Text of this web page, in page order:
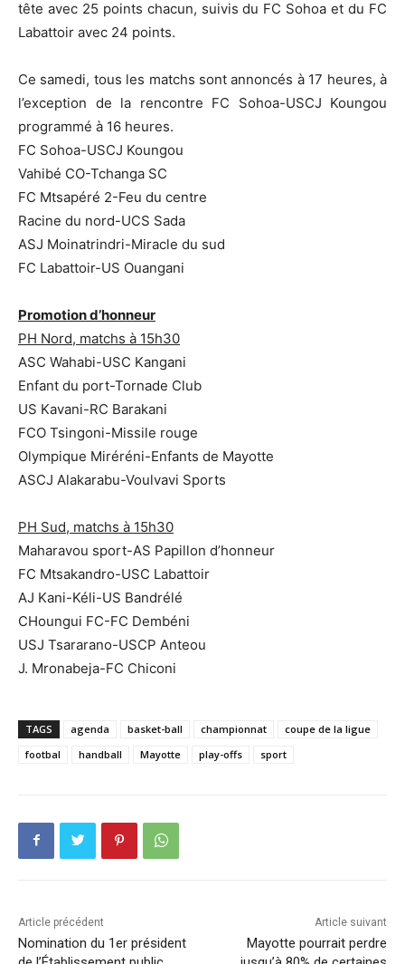
tête avec 25 points chacun, suivis du FC Sohoa et du FC
Labattoir avec 24 points.
Ce samedi, tous les matchs sont annoncés à 17 heures, à
l’exception de la rencontre FC Sohoa-USCJ Koungou
programmé à 16 heures.
FC Sohoa-USCJ Koungou
Vahibé CO-Tchanga SC
FC Mtsapéré 2-Feu du centre
Racine du nord-UCS Sada
ASJ Moinatrindri-Miracle du sud
FC Labattoir-US Ouangani
Promotion d’honneur
PH Nord, matchs à 15h30
ASC Wahabi-USC Kangani
Enfant du port-Tornade Club
US Kavani-RC Barakani
FCO Tsingoni-Missile rouge
Olympique Miréréni-Enfants de Mayotte
ASCJ Alakarabu-Voulvavi Sports
PH Sud, matchs à 15h30
Maharavou sport-AS Papillon d’honneur
FC Mtsakandro-USC Labattoir
AJ Kani-Kéli-US Bandrélé
CHoungui FC-FC Dembéni
USJ Tsararano-USCP Anteou
J. Mronabeja-FC Chiconi
TAGS agenda basket-ball championnat
coupe de la ligue
footbal
handball Mayotte play-offs sport
Article précédent
Nomination du 1er président
Article suivant
Mayotte pourrait perdre